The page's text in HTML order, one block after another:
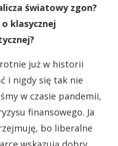
światowy zgon?
klasycznej
już w historii
i nigdy się tak nie
w czasie pandemii,
finansowego. Ja
bo liberalne